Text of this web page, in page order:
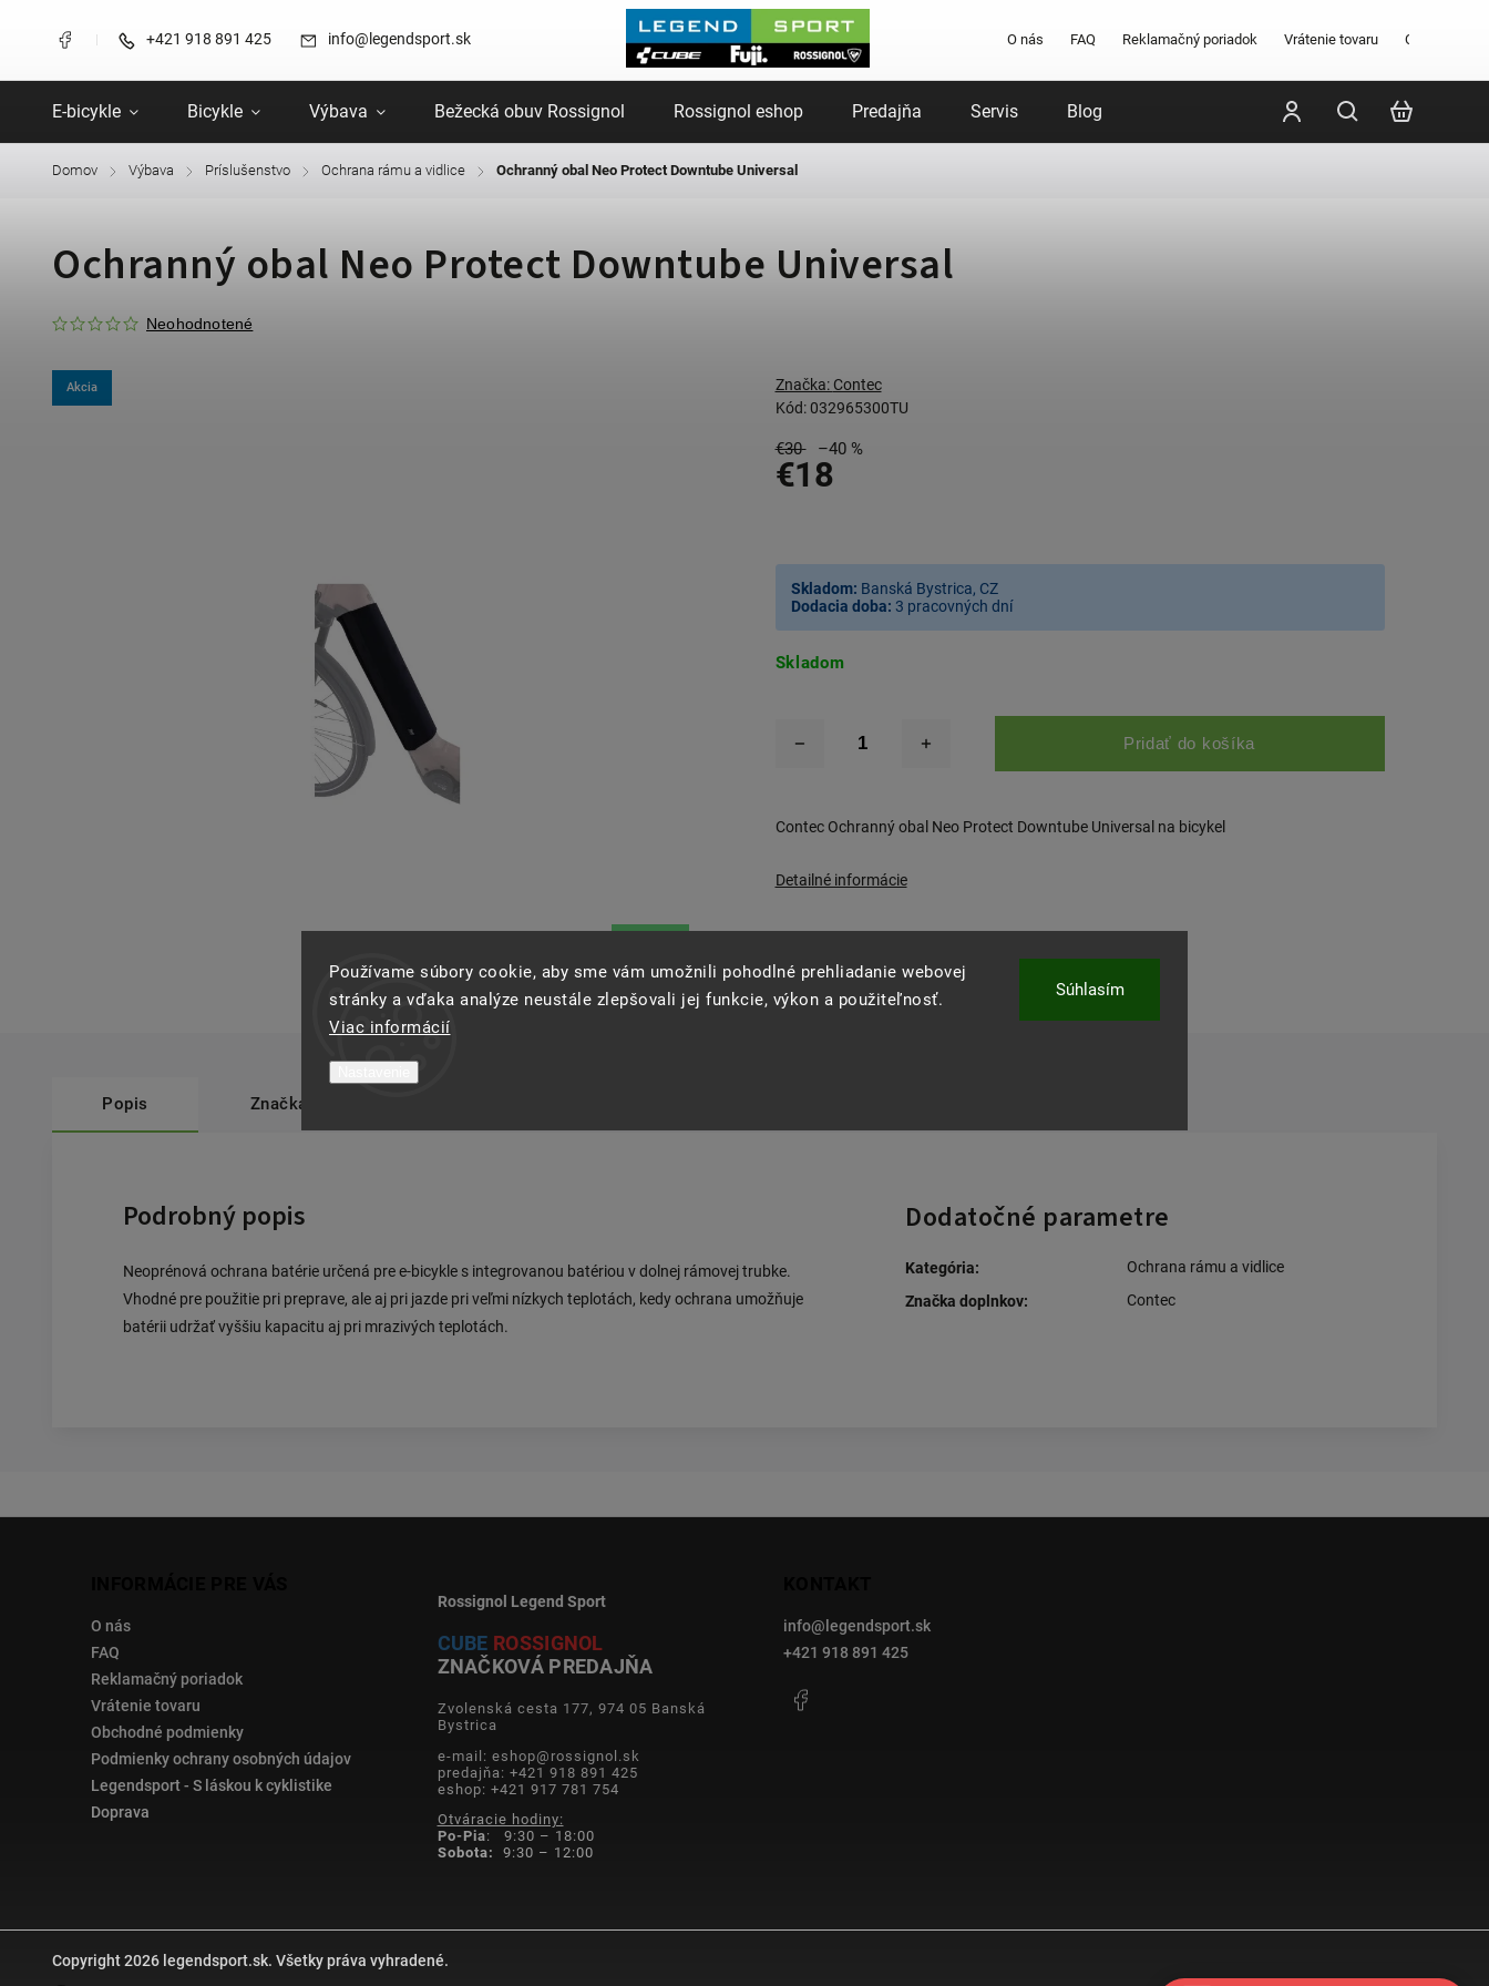
Používame súbory cookie, aby sme vám umožnili pohodlné prehliadanie webovej
stránky a vďaka analýze neustále zlepšovali jej funkcie, výkon a použiteľnosť.
Viac informácií
Súhlasím
+421 918 891 425 info@legendsport.sk O nás FAQ Reklamačný poriadok Vrátenie tovaru Obchodné
E-bicykle Bicykle Výbava Bežecká obuv Rossignol Rossignol eshop Predajňa Servis Blog Značky
Domov / Výbava / Príslušenstvo / Ochrana rámu a vidlice / Ochranný obal Neo Protect Downtube Universal
Ochranný obal Neo Protect Downtube Universal
Neohodnotené
Akcia
Kód: 032965300TU
Značka: Contec
€30 –40 %
€18
Skladom
Skladom: Banská Bystrica, CZ
Dodacia doba: 3 pracovných dní
Pridať do košíka
Contec Ochranný obal Neo Protect Downtube Universal na bicykel
Detailné informácie
Opýtať sa Strážiť
Popis Značka
Podrobný popis
Neoprénová ochrana batérie určená pre e-bicykle s integrovanou batériou v dolnej rámovej trubke.
Vhodné pre použitie pri preprave, ale aj pri jazde pri veľmi nízkych teplotách, kedy ochrana umožňuje
batérii udržať vyššiu kapacitu aj pri mrazivých teplotách.
Dodatočné parametre
Kategória:
Ochrana rámu a vidlice
Značka doplnkov: Contec
O nás
FAQ
Reklamačný poriadok
Vrátenie tovaru
Obchodné podmienky
Podmienky ochrany osobných údajov
Legendsport - S láskou k cyklistike
Doprava
Rossignol Legend Sport
CUBE ROSSIGNOL
ZNAČKOVÁ PREDAJŇA
Zvolenská cesta 177, 974 05 Banská
Bystrica
e-mail: eshop@rossignol.sk
predajňa: +421 918 891 425
eshop: +421 917 781 754
Otváracie hodiny:
Po-Pia: 9:30 – 18:00
Sobota: 9:30 – 12:00
info@ legendsport.sk
+421 918 891 425
Copyright 2026 legendsport.sk. Všetky práva vyhradené.